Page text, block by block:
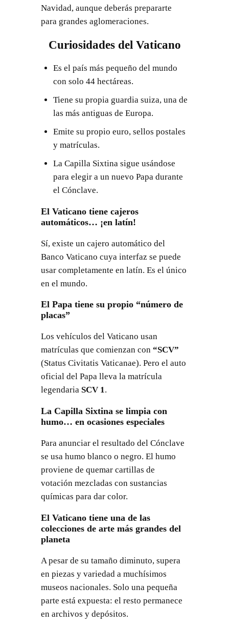
Navidad, aunque deberás prepararte
para grandes aglomeraciones.
Curiosidades del Vaticano
Es el país más pequeño del mundo
con solo 44 hectáreas.
Tiene su propia guardia suiza, una de
las más antiguas de Europa.
Emite su propio euro, sellos postales
y matrículas.
La Capilla Sixtina sigue usándose
para elegir a un nuevo Papa durante
el Cónclave.
El Vaticano tiene cajeros
automáticos… ¡en latín!
Sí, existe un cajero automático del
Banco Vaticano cuya interfaz se puede
usar completamente en latín. Es el único
en el mundo.
El Papa tiene su propio “número de
placas”
Los vehículos del Vaticano usan
matrículas que comienzan con “SCV”
(Status Civitatis Vaticanae). Pero el auto
oficial del Papa lleva la matrícula
legendaria SCV 1.
La Capilla Sixtina se limpia con
humo… en ocasiones especiales
Para anunciar el resultado del Cónclave
se usa humo blanco o negro. El humo
proviene de quemar cartillas de
votación mezcladas con sustancias
químicas para dar color.
El Vaticano tiene una de las
colecciones de arte más grandes del
planeta
A pesar de su tamaño diminuto, supera
en piezas y variedad a muchísimos
museos nacionales. Solo una pequeña
parte está expuesta: el resto permanece
en archivos y depósitos.